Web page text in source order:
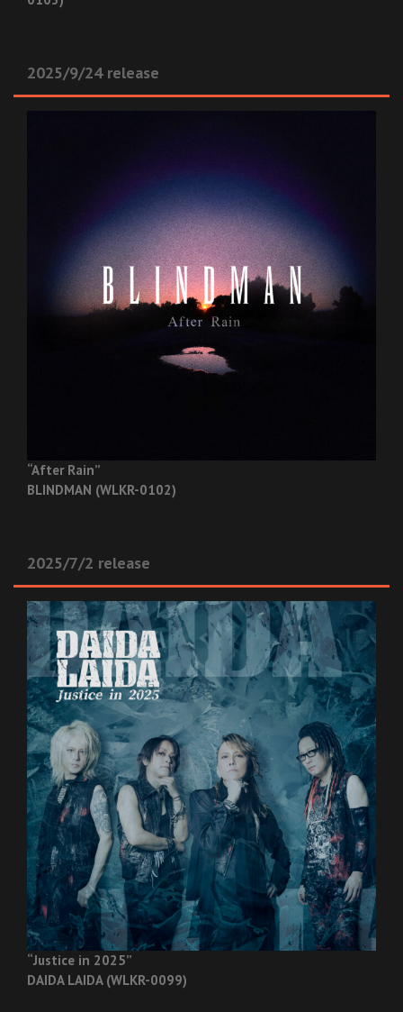
2025/9/24 release
“After Rain”
BLINDMAN (WLKR-0102)
2025/7/2 release
“Justice in 2025”
DAIDA LAIDA (WLKR-0099)